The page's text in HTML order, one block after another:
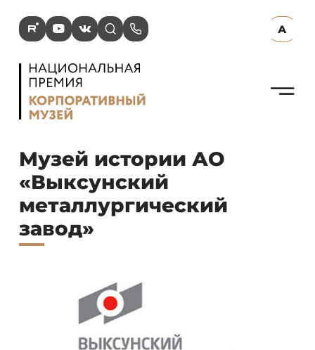
R Y V s p А
N
Музей истории АО
«Выксунский
металлургический
завод»